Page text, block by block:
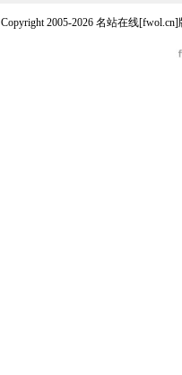
Copyright 2005-2026 名站在线